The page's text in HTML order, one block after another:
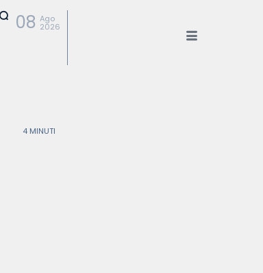
08 Ago
2026
4 MINUTI